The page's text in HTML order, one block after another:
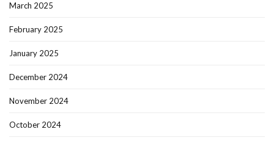
March 2025
February 2025
January 2025
December 2024
November 2024
October 2024